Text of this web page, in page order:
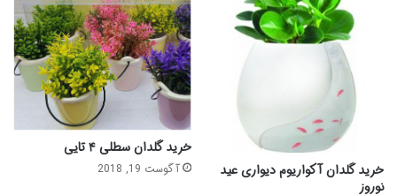
خرید گلدان آکواریوم دیواری عید
نوروز
خرید گلدان سطلی ۴ تایی
آگوست 19, 2018